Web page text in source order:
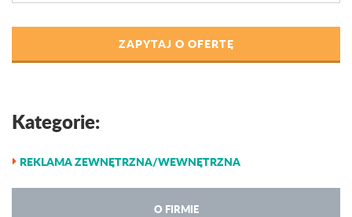
ZAPYTAJ O OFERTĘ
Kategorie:
REKLAMA ZEWNĘTRZNA/WEWNĘTRZNA
O FIRMIE